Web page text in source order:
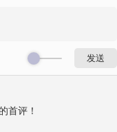
首评！